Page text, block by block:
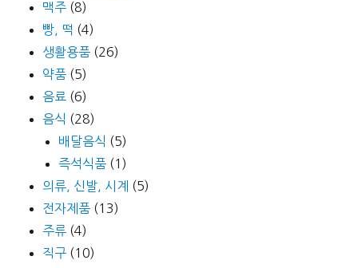
맥주 (8)
빵, 떡 (4)
생활용품 (26)
약품 (5)
음료 (6)
음식 (28)
배달음식 (5)
즉석식품 (1)
의류, 신발, 시계
(5)
전자제품 (13)
주류 (4)
직구 (10)